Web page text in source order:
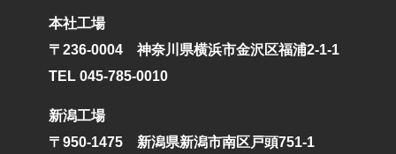
本社工場
〒236-0004 神奈川県横浜市金沢区福浦2-1-1
TEL 045-785-0010
新潟工場
〒950-1475 新潟県新潟市南区戸頭751-1